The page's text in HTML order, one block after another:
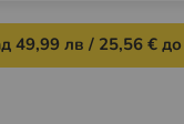
49,99 лв / 25,56 € до